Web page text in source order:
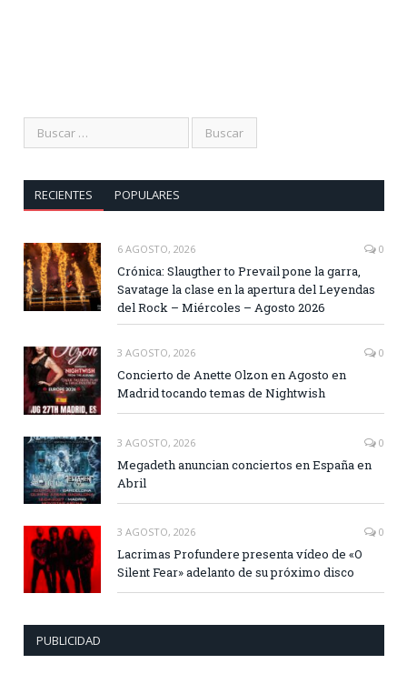
RECIENTES POPULARES
6 AGOSTO, 2026 0
Crónica: Slaugther to Prevail pone la garra,
Savatage la clase en la apertura del Leyendas
del Rock – Miércoles – Agosto 2026
3 AGOSTO, 2026 0
Concierto de Anette Olzon en Agosto en
Madrid tocando temas de Nightwish
3 AGOSTO, 2026 0
Megadeth anuncian conciertos en España en
Abril
3 AGOSTO, 2026 0
Lacrimas Profundere presenta vídeo de «O
Silent Fear» adelanto de su próximo disco
PUBLICIDAD